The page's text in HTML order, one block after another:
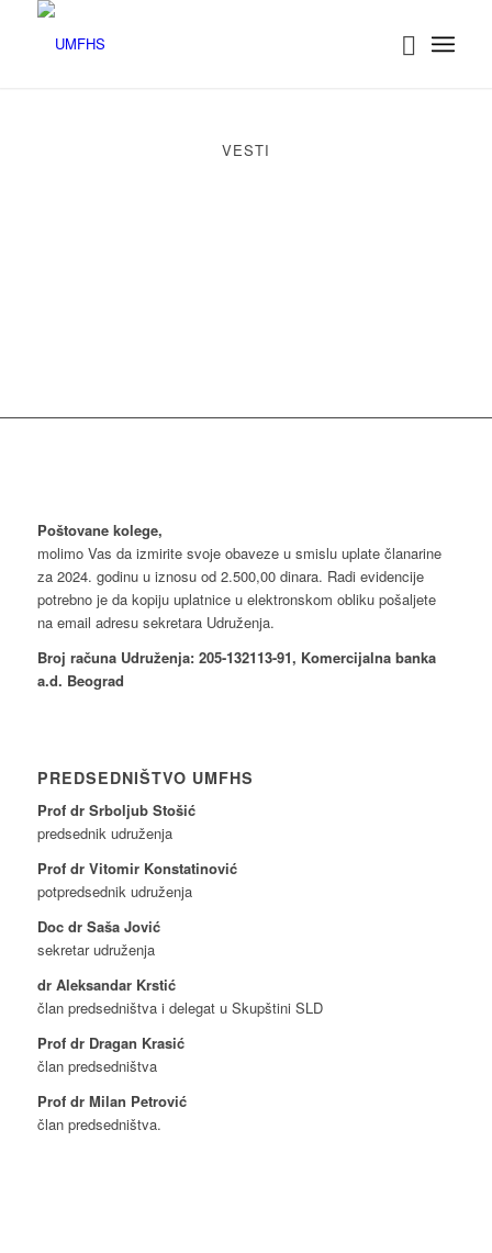
VESTI
Poštovane kolege,
molimo Vas da izmirite svoje obaveze u smislu uplate članarine
za 2024. godinu u iznosu od 2.500,00 dinara. Radi evidencije
potrebno je da kopiju uplatnice u elektronskom obliku pošaljete
na email adresu sekretara Udruženja.
Broj računa Udruženja: 205-132113-91, Komercijalna banka
a.d. Beograd
PREDSEDNIŠTVO UMFHS
Prof dr Srboljub Stošić
predsednik udruženja
Prof dr Vitomir Konstatinović
potpredsednik udruženja
Doc dr Saša Jović
sekretar udruženja
dr Aleksandar Krstić
član predsedništva i delegat u Skupštini SLD
Prof dr Dragan Krasić
član predsedništva
Prof dr Milan Petrović
član predsedništva.